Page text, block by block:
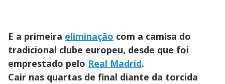
E a primeira eliminação com a camisa do
tradicional clube europeu, desde que foi
emprestado pelo Real Madrid.
Cair nas quartas de final diante da torcida